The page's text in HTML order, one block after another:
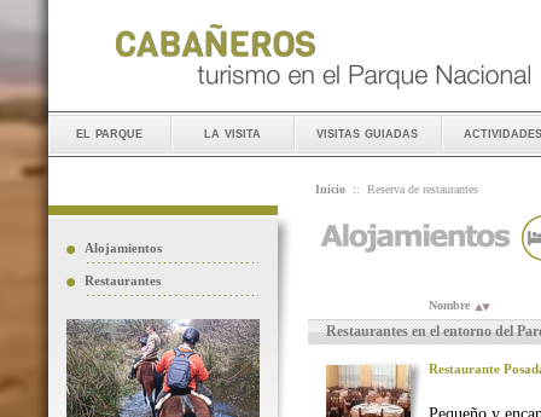
el parque la visita visitas guiadas actividades
Alojamientos
Restaurantes
Inicio :: Reserva de restaurantes
Nombre
Restaurantes en el entorno del
Restaurante